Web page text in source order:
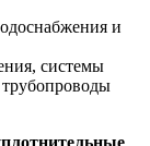
и
системы